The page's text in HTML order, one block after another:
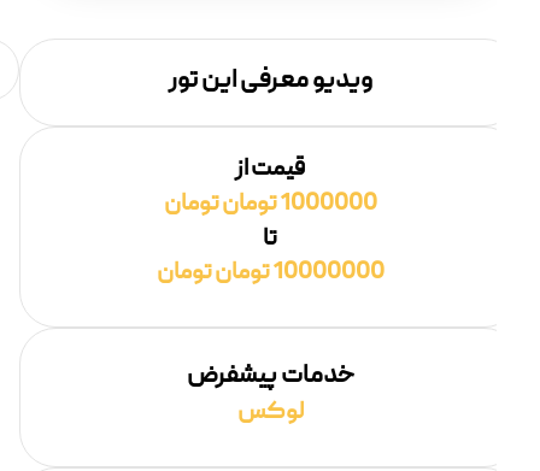
ویدیو معرفی این تور
قیمت از
1000000 تومان تومان
10000000 تومان تومان
خدمات پیشفرض
لوکس